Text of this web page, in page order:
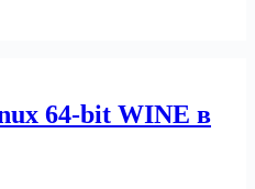
64-bit WINE в